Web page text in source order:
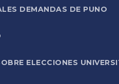
DEMANDAS DE PUNO
ELECCIONES